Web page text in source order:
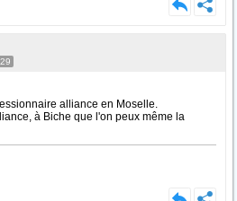
alliance en Moselle.
à Biche que l'on peux même la